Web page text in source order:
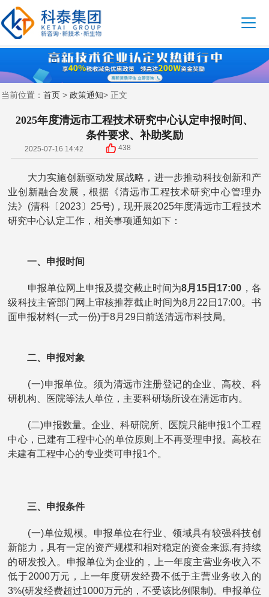
当前位置： 首页 > 政策通知> 正文
2025年度清远市工程技术研究中心认定申报时间、
条件要求、补助奖励
2025-07-16 14:42 438
大力实施创新驱动发展战略，进一步推动科技创新和产
业创新融合发展，根据《清远市工程技术研究中心管理办
法》(清科〔2023〕25号)，现开展2025年度清远市工程技术
研究中心认定工作，相关事项通知如下：
一、申报时间
申报单位网上申报及提交截止时间为8月15日17:00 ，各
级科技主管部门网上审核推荐截止时间为8月22日17:00。书
面申报材料(一式一份)于8月29日前送清远市科技局。
二、申报对象
(一)申报单位。须为清远市注册登记的企业、高校、科
研机构、医院等法人单位，主要科研场所设在清远市内。
(二)申报数量。企业、科研院所、医院只能申报1个工程
中心，已建有工程中心的单位原则上不再受理申报。高校在
未建有工程中心的专业类可申报1个。
三、申报条件
(一)单位规模。申报单位在行业、领域具有较强科技创
新能力，具有一定的资产规模和相对稳定的资金来源,有持续
的研发投入。申报单位为企业的，上一年度主营业务收入不
低于2000万元，上一年度研发经费不低于主营业务收入的
3%(研发经费超过1000万元的，不受该比例限制)。申报单位